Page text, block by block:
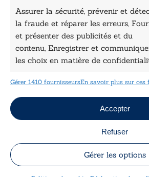
Assurer la sécurité, prévenir et
la fraude et réparer les erreurs,
et présenter des publicités et du
contenu, Enregistrer et
les choix en matière de
Gérer 1410 fournisseursEn savoir plus sur ces
Accepter
Refuser
Gérer les options
Sciences humaines
Pratique
Le Petit Lys
Données légales
Conditions Générales de vente
Politique de cookies
Mentions légales
Jeux concours
Copyright © 2026 Le Lys Bleu
réservés